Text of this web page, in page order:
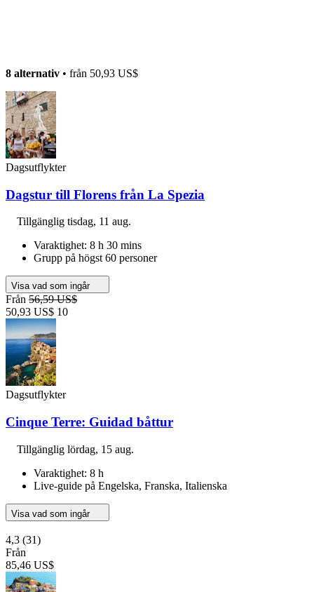
8 alternativ • från 50,93 US$
Dagsutflykter
Dagstur till Florens från La Spezia
Tillgänglig tisdag, 11 aug.
Varaktighet: 8 h 30 mins
Grupp på högst 60 personer
Visa vad som ingår
Från 56,59 US$
50,93 US$ 10
Dagsutflykter
Cinque Terre: Guidad båttur
Tillgänglig lördag, 15 aug.
Varaktighet: 8 h
Live-guide på Engelska, Franska, Italienska
Visa vad som ingår
4,3 (31)
Från
85,46 US$